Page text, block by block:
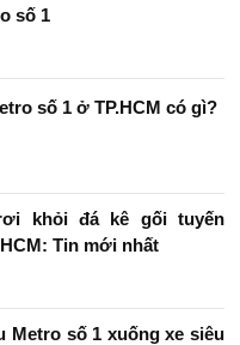
số 1
số 1 ở TP.HCM có gì?
khỏi đá kê gối tuyến
Tin mới nhất
Metro số 1 xuống xe siêu